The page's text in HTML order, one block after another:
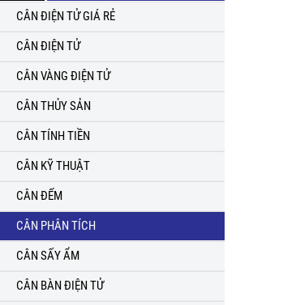
CÂN ĐIỆN TỬ GIÁ RẺ
CÂN ĐIỆN TỬ
CÂN VÀNG ĐIỆN TỬ
CÂN THỦY SẢN
CÂN TÍNH TIỀN
CÂN KỸ THUẬT
CÂN ĐẾM
CÂN PHÂN TÍCH
CÂN SẤY ẨM
CÂN BÀN ĐIỆN TỬ